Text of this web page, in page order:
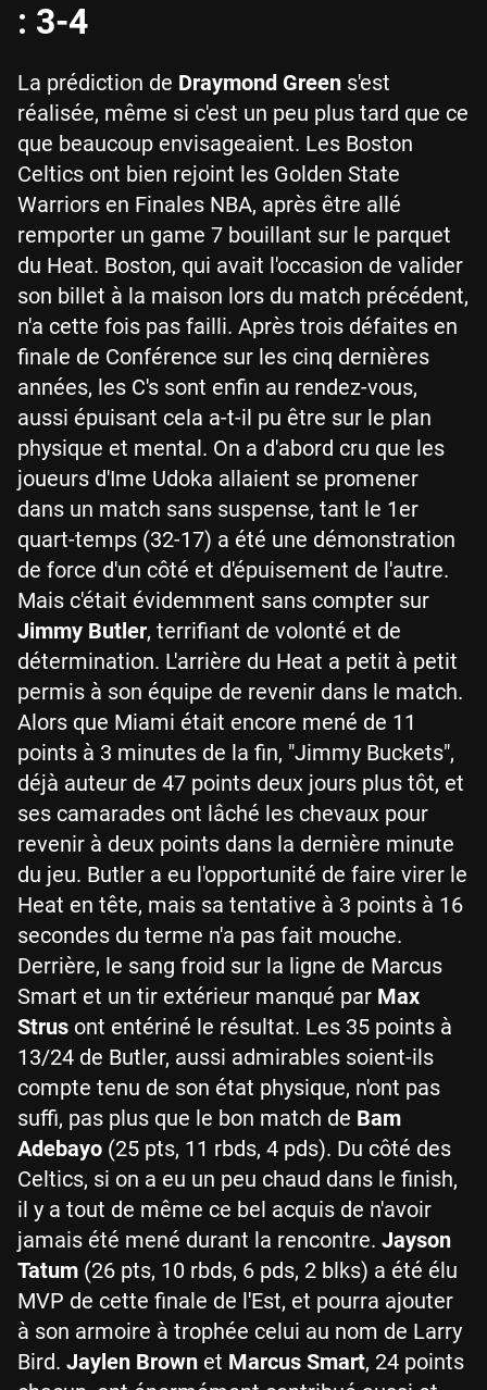
: 3-4
La prédiction de Draymond Green s'est
réalisée, même si c'est un peu plus tard que ce
que beaucoup envisageaient. Les Boston
Celtics ont bien rejoint les Golden State
Warriors en Finales NBA, après être allé
remporter un game 7 bouillant sur le parquet
du Heat. Boston, qui avait l'occasion de valider
son billet à la maison lors du match précédent,
n'a cette fois pas failli. Après trois défaites en
finale de Conférence sur les cinq dernières
années, les C's sont enfin au rendez-vous,
aussi épuisant cela a-t-il pu être sur le plan
physique et mental. On a d'abord cru que les
joueurs d'Ime Udoka allaient se promener
dans un match sans suspense, tant le 1er
quart-temps (32-17) a été une démonstration
de force d'un côté et d'épuisement de l'autre.
Mais c'était évidemment sans compter sur
Jimmy Butler, terrifiant de volonté et de
détermination. L'arrière du Heat a petit à petit
permis à son équipe de revenir dans le match.
Alors que Miami était encore mené de 11
points à 3 minutes de la fin, "Jimmy Buckets",
déjà auteur de 47 points deux jours plus tôt, et
ses camarades ont lâché les chevaux pour
revenir à deux points dans la dernière minute
du jeu. Butler a eu l'opportunité de faire virer le
Heat en tête, mais sa tentative à 3 points à 16
secondes du terme n'a pas fait mouche.
Derrière, le sang froid sur la ligne de Marcus
Smart et un tir extérieur manqué par Max
Strus ont entériné le résultat. Les 35 points à
13/24 de Butler, aussi admirables soient-ils
compte tenu de son état physique, n'ont pas
suffi, pas plus que le bon match de Bam
Adebayo (25 pts, 11 rbds, 4 pds). Du côté des
Celtics, si on a eu un peu chaud dans le finish,
il y a tout de même ce bel acquis de n'avoir
jamais été mené durant la rencontre. Jayson
Tatum (26 pts, 10 rbds, 6 pds, 2 blks) a été élu
MVP de cette finale de l'Est, et pourra ajouter
à son armoire à trophée celui au nom de Larry
Bird. Jaylen Brown et Marcus Smart, 24 points